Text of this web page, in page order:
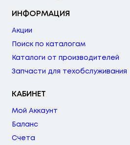
ИНФОРМАЦИЯ
Акции
Поиск по каталогам
Каталоги от производителей
Запчасти для техобслуживания
КАБИНЕТ
Мой Аккаунт
Баланс
Счета